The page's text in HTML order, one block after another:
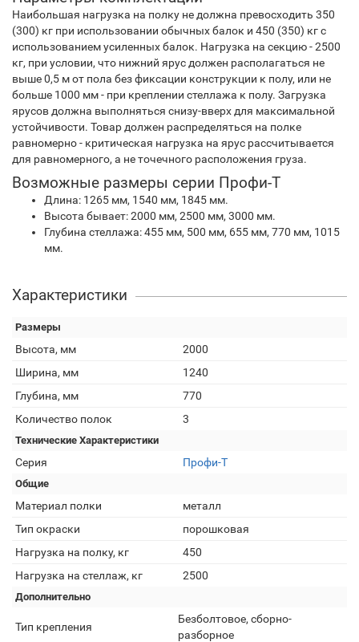
Наибольшая нагрузка на полку не должна превосходить 350
(300) кг при использовании обычных балок и 450 (350) кг с
использованием усиленных балок. Нагрузка на секцию - 2500
кг, при условии, что нижний ярус должен располагаться не
выше 0,5 м от пола без фиксации конструкции к полу, или не
больше 1000 мм - при креплении стеллажа к полу. Загрузка
ярусов должна выполняться снизу-вверх для максимальной
устойчивости. Товар должен распределяться на полке
равномерно - критическая нагрузка на ярус рассчитывается
для равномерного, а не точечного расположения груза.
Возможные размеры серии Профи-Т
Длина: 1265 мм, 1540 мм, 1845 мм.
Высота бывает: 2000 мм, 2500 мм, 3000 мм.
Глубина стеллажа: 455 мм, 500 мм, 655 мм, 770 мм, 1015
мм.
Характеристики
Размеры
Высота, мм
2000
Ширина, мм
1240
Глубина, мм
770
Количество полок
3
Технические Характеристики
Серия Профи-Т
Общие
Материал полки
металл
Тип окраски
порошковая
Нагрузка на полку, кг
450
Нагрузка на стеллаж, кг
2500
Дополнительно
Тип крепления
Безболтовое, сборно-
разборное